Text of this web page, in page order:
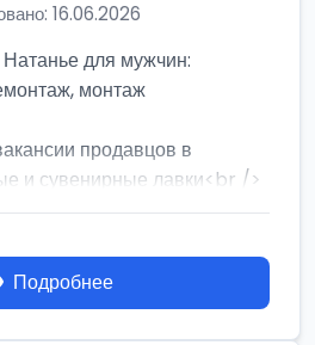
16.06.2026
для мужчин:
монтаж
продавцов в
и сувенирные лавки<br />
м...
Подробнее